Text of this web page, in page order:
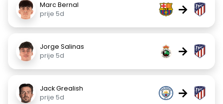
Marc Bernal
prije 5d
→
Jorge Salinas
prije 5d
→
Jack Grealish
prije 5d
→